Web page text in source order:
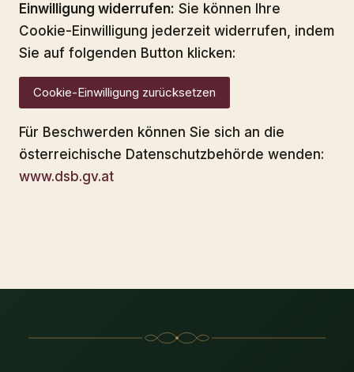
Einwilligung widerrufen: Sie können Ihre
Cookie-Einwilligung jederzeit widerrufen, indem
Sie auf folgenden Button klicken:
Cookie-Einwilligung zurücksetzen
Für Beschwerden können Sie sich an die
österreichische Datenschutzbehörde wenden:
www.dsb.gv.at